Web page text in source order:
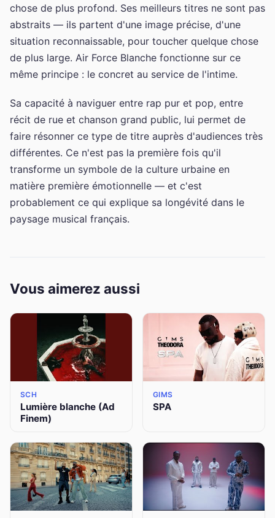
chose de plus profond. Ses meilleurs titres ne sont pas
abstraits — ils partent d'une image précise, d'une
situation reconnaissable, pour toucher quelque chose
de plus large. Air Force Blanche fonctionne sur ce
même principe : le concret au service de l'intime.
Sa capacité à naviguer entre rap pur et pop, entre
récit de rue et chanson grand public, lui permet de
faire résonner ce type de titre auprès d'audiences très
différentes. Ce n'est pas la première fois qu'il
transforme un symbole de la culture urbaine en
matière première émotionnelle — et c'est
probablement ce qui explique sa longévité dans le
paysage musical français.
Vous aimerez aussi
SCH
Lumière blanche (Ad
Finem)
GIMS
SPA